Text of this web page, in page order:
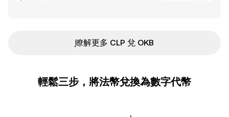
ִִִִִִִִִִִִִִִִִִִִִִִִִִִִִִִִִִִִִִִִִִִִִִִ瞭解更多 CLP 兌 OKB
輕鬆三步，將法幣兌換為數字代幣